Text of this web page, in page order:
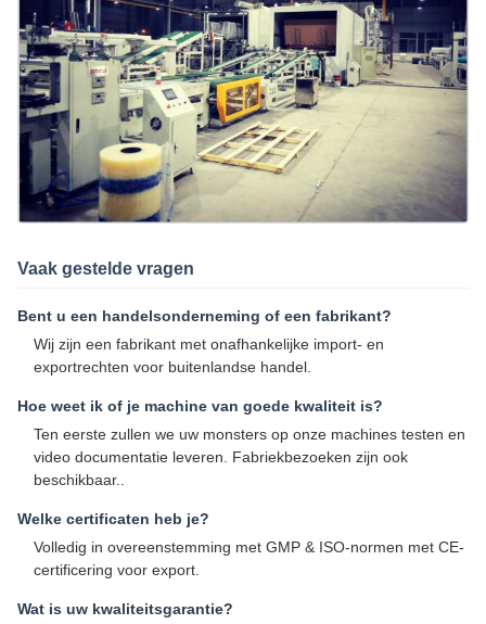
Vaak gestelde vragen
Bent u een handelsonderneming of een fabrikant?
Wij zijn een fabrikant met onafhankelijke import- en
exportrechten voor buitenlandse handel.
Hoe weet ik of je machine van goede kwaliteit is?
Ten eerste zullen we uw monsters op onze machines testen en
video documentatie leveren. Fabriekbezoeken zijn ook
beschikbaar..
Welke certificaten heb je?
Volledig in overeenstemming met GMP & ISO-normen met CE-
certificering voor export.
Wat is uw kwaliteitsgarantie?